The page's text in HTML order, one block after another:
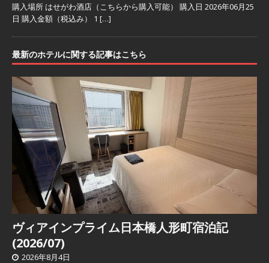
購入場所 はせがわ酒店（こちらから購入可能） 購入日 2026年06月25
日 購入金額（税込み） 1 […]
最新のホテルに関する記事はこちら
ヴィアインプライム日本橋人形町宿泊記
(2026/07)
2026年8月4日